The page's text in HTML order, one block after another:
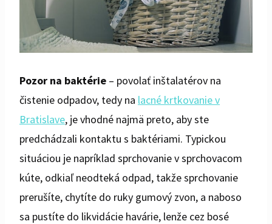
Pozor na baktérie – povolať inštalatérov na
čistenie odpadov, tedy na lacné krtkovanie v
Bratislave, je vhodné najmä preto, aby ste
predchádzali kontaktu s baktériami. Typickou
situáciou je napríklad sprchovanie v sprchovacom
kúte, odkiaľ neodteká odpad, takže sprchovanie
prerušíte, chytíte do ruky gumový zvon, a naboso
sa pustíte do likvidácie havárie, lenže cez bosé